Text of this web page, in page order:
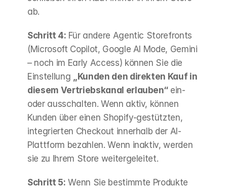
ab.
Schritt 4: Für andere Agentic Storefronts
(Microsoft Copilot, Google AI Mode, Gemini
– noch im Early Access) können Sie die
Einstellung
„Kunden den direkten Kauf in
diesem Vertriebskanal erlauben“ ein-
oder ausschalten. Wenn aktiv, können
Kunden über einen Shopify-gestützten,
integrierten Checkout innerhalb der AI-
Plattform bezahlen. Wenn inaktiv, werden
sie zu Ihrem Store weitergeleitet.
Schritt 5: Wenn Sie bestimmte Produkte